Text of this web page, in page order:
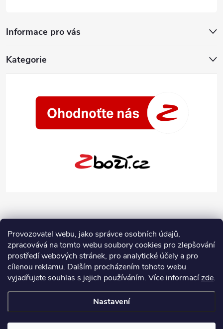
Provozovatel webu, jako správce osobních údajů,
zpracovává na tomto webu soubory cookies pro zlepšování
prostředí webových stránek, pro analytické účely a pro
cílenou reklamu. Dalším procházením tohoto webu
vyjadřujete souhlas s jejich používáním. Více informacízde.
Nastavení
Informace pro vás
Kategorie
nastavení cookies